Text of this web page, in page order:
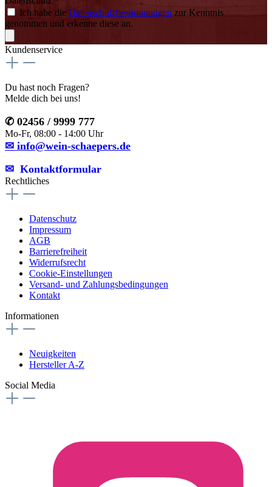
Ich habe die Datenschutzbestimmungen zur Kenntnis
genommen und erkenne diese an.
Kundenservice
Du hast noch Fragen?
Melde dich bei uns!
✆ 02456 / 9999 777
Mo-Fr, 08:00 - 14:00 Uhr
✉ info@wein-schaepers.de
✉︎ Kontaktformular
Rechtliches
Datenschutz
Impressum
AGB
Barrierefreiheit
Widerrufsrecht
Cookie-Einstellungen
Versand- und Zahlungsbedingungen
Kontakt
Informationen
Neuigkeiten
Hersteller A-Z
Social Media